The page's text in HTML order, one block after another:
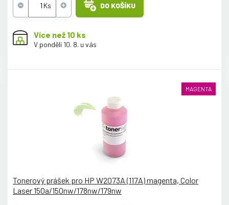
DO KOŠÍKU
Více než 10 ks
V pondělí 10. 8. u vás
MAGENTA
Tonerový prášek pro HP W2073A (117A) magenta, Color
Laser 150a/150nw/178nw/179nw